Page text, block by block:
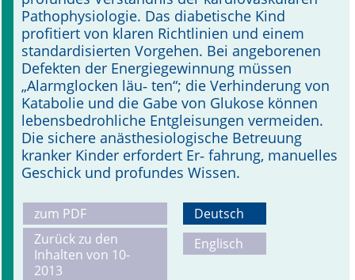
Pathophysiologie. Das diabetische Kind
profitiert von klaren Richtlinien und einem
standardisierten Vorgehen. Bei angeborenen
Defekten der Energie­gewinnung müssen
„Alarmglocken läu­‑ ten“; die Verhinderung von
Katabolie und die Gabe von Glukose können
lebensbedrohliche Entgleisungen vermeiden.
Die sichere anästhesiologische Betreuung
kranker Kinder erfordert Er­‑ fahrung, manuelles
Geschick und profundes Wissen.
zum PDF
Zurück zu den
Inhalten von 10-
2013
Deutsch
Englisch